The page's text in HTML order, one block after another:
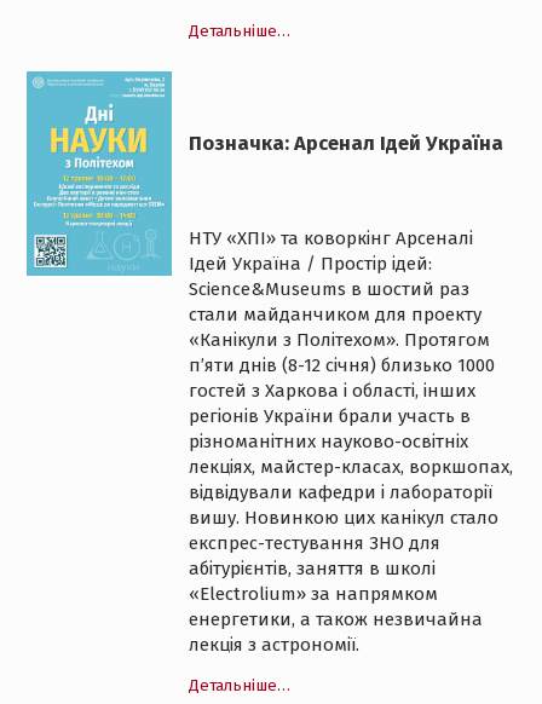
Детальніше…
Позначка: Арсенал Ідей Україна
НТУ «ХПІ» та коворкінг Арсеналі
Ідей Україна / Простір ідей:
Science&Museums в шостий раз
стали майданчиком для проекту
«Канікули з Політехом». Протягом
п’яти днів (8-12 січня) близько 1000
гостей з Харкова і області, інших
регіонів України брали участь в
різноманітних науково-освітніх
лекціях, майстер-класах, воркшопах,
відвідували кафедри і лабораторії
вишу. Новинкою цих канікул стало
експрес-тестування ЗНО для
абітурієнтів, заняття в школі
«Electrolium» за напрямком
енергетики, а також незвичайна
лекція з астрономії.
Детальніше…